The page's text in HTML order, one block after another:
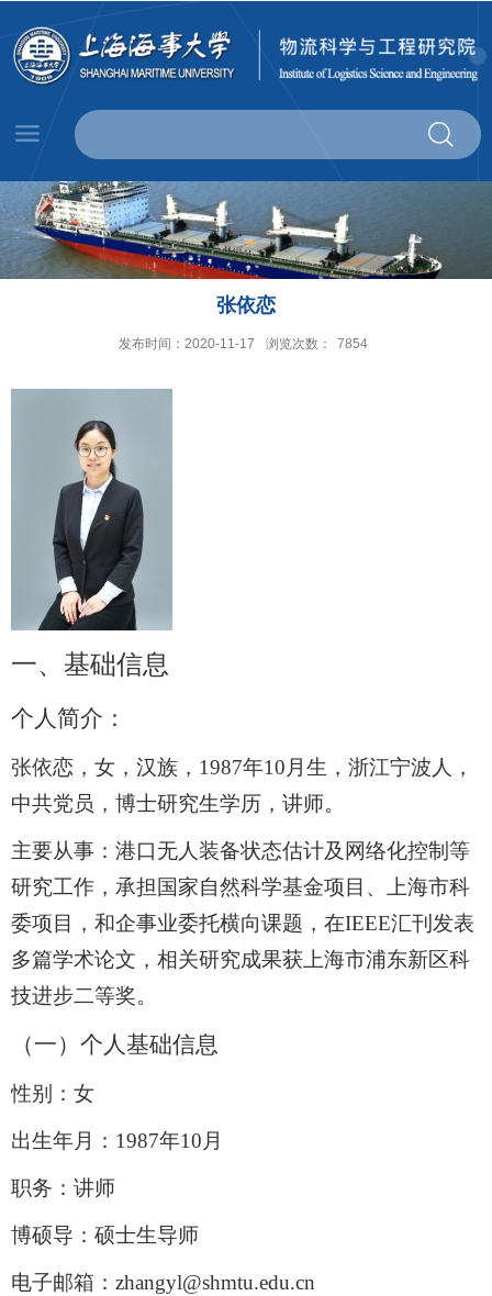
张依恋
发布时间：2020-11-17 浏览次数： 7854
一、 基础信息
个人简介：
张依恋，女，汉族， 1987年10 月生，浙江宁波人，
中共党员，博士研究生学历，讲师。
主要从事：港口无人装备状态估计及网络化控制等
研究工作，承担国家自然科学基金项目、上海市科
委项目，和企事业委托横向课题，在IEEE汇刊发表
多篇学术论文，相关研究成果获上海市浦东新区科
技进步二等奖。
（一）个人基础信息
性别：女
出生年月： 1987年10 月
职务：讲师
博硕导：硕士生导师
电子邮箱： zhangyl@shmtu.edu.cn